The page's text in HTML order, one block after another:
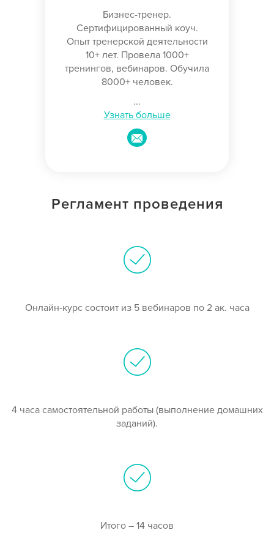
Бизнес-тренер.
Сертифицированный коуч.
Опыт тренерской деятельности
10+ лет. Провела 1000+
тренингов, вебинаров. Обучила
8000+ человек.
...
Узнать больше
Регламент проведения
Онлайн-курс состоит из 5 вебинаров по 2 ак. часа
4 часа самостоятельной работы (выполнение домашних
заданий).
Итого – 14 часов